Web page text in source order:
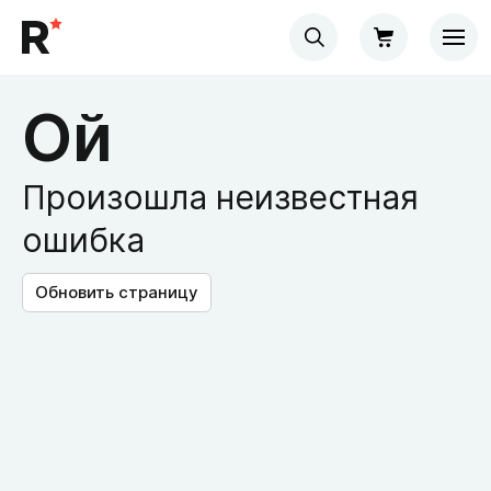
Ой
Произошла неизвестная
ошибка
Обновить страницу